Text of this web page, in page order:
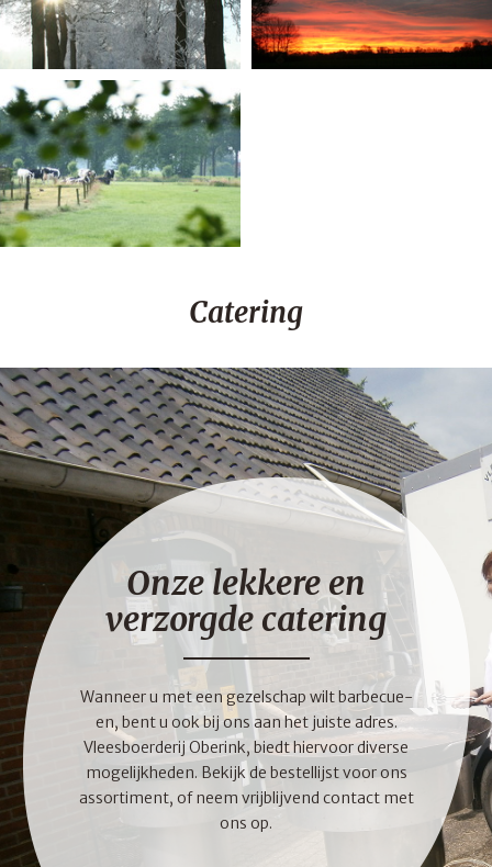
Catering
Onze lekkere en
verzorgde catering
Wanneer u met een gezelschap wilt barbecue-
en, bent u ook bij ons aan het juiste adres.
Vleesboerderij Oberink, biedt hiervoor diverse
mogelijkheden. Bekijk de bestellijst voor ons
assortiment, of neem vrijblijvend contact met
ons op.